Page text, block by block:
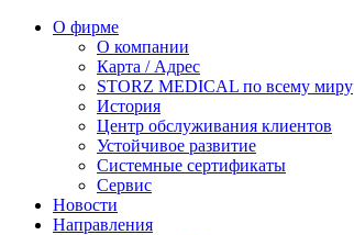
О фирме
О компании
Карта / Адрес
STORZ MEDICAL по всему миру
История
Центр обслуживания клиентов
Устойчивое развитие
Системные сертификаты
Сервис
Новости
Направления